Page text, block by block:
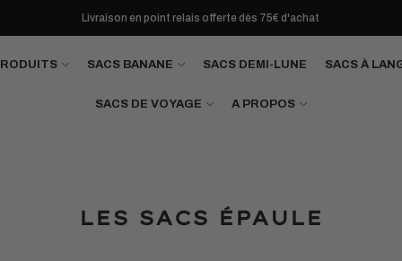
Livraison en point relais offerte dès 75€ d'achat
SACS BANANE SACS DEMI-LUNE SACS À
SACS DE VOYAGE A PROPOS
LES SACS ÉPAULE